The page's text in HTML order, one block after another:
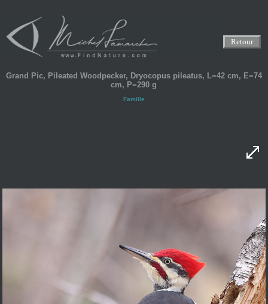
Retour
Grand Pic, Pileated Woodpecker, Dryocopus pileatus, L=42 cm, E=74
cm, P=290 g
Famille